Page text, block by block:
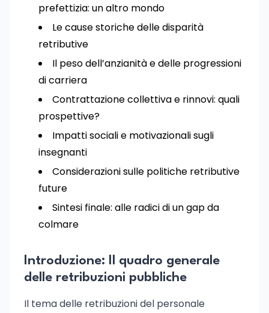
prefettizia: un altro mondo
Le cause storiche delle disparità
retributive
Il peso dell’anzianità e delle progressioni
di carriera
Contrattazione collettiva e rinnovi: quali
prospettive?
Impatti sociali e motivazionali sugli
insegnanti
Considerazioni sulle politiche retributive
future
Sintesi finale: alle radici di un gap da
colmare
Introduzione: Il quadro generale
delle retribuzioni pubbliche
Il tema delle retribuzioni del personale